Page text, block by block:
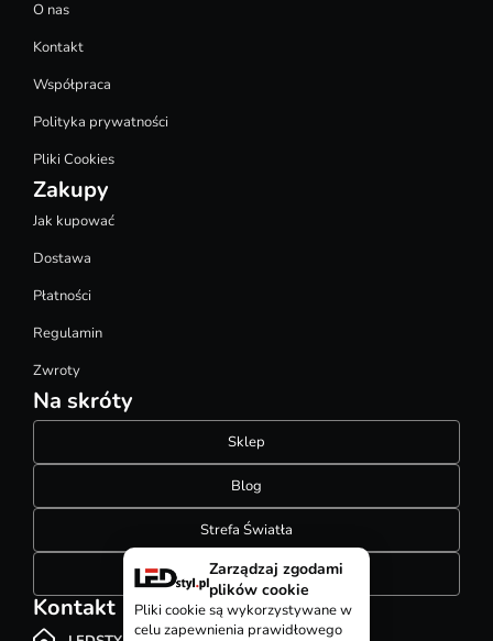
O nas
Kontakt
Współpraca
Polityka prywatności
Pliki Cookies
Zakupy
Jak kupować
Dostawa
Płatności
Regulamin
Zwroty
Na skróty
Sklep
Blog
Strefa Światła
Konfigurator szynoprzewodów
Kontakt
Zarządzaj zgodami
plików cookie
Pliki cookie są wykorzystywane w
celu zapewnienia prawidłowego